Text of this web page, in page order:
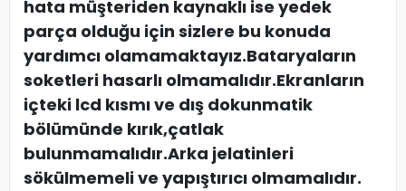
hata müşteriden kaynaklı ise yedek
parça olduğu için sizlere bu konuda
yardımcı olamamaktayız.Bataryaların
soketleri hasarlı olmamalıdır.Ekranların
içteki lcd kısmı ve dış dokunmatik
bölümünde kırık,çatlak
bulunmamalıdır.Arka jelatinleri
sökülmemeli ve yapıştırıcı olmamalıdır.